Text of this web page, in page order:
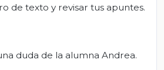
de texto y revisar tus apuntes.
duda de la alumna Andrea.